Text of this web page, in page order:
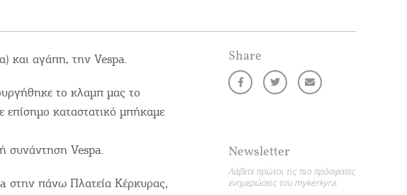
και αγάπη, την Vespa.
το κλαμπ μας το
καταστατικό μπήκαμε
συνάντηση Vespa.
στην πάνω Πλατεία Κέρκυρας,
Share
Newsletter
Λάβετε πρώτοι τις πιο πρόσφατες
ενημερώσεις του mykerkyra.